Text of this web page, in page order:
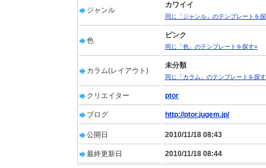
ジャンル
カワイイ
同じ「ジャンル」のテンプレートを
色
ピンク
同じ「色」のテンプレートを探す»
カラム(レイアウト)
未分類
同じ「カラム」のテンプレートを探
クリエイター ptor
ブログ http://ptor.jugem.jp/
公開日 2010/11/18 08:43
最終更新日 2010/11/18 08:44